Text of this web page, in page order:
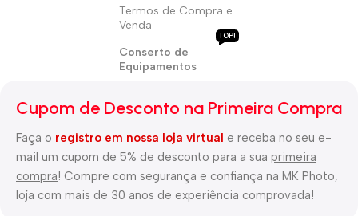
Termos de Compra e
Venda
Conserto de
Equipamentos
TOP!
Cupom de Desconto na Primeira Compra
Faça o registro em nossa loja virtual e receba no seu e-
mail um cupom de 5% de desconto para a sua primeira
compra! Compre com segurança e confiança na MK Photo,
loja com mais de 30 anos de experiência comprovada!